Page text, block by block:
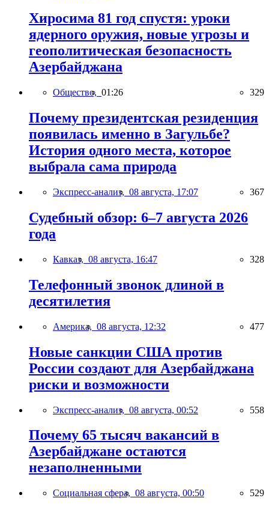
Хиросима 81 год спустя: уроки
ядерного оружия, новые угрозы и
геополитическая безопасность
Азербайджана
Общество, 01:26 329
Почему президентская резиденция
появилась именно в Загульбе?
История одного места, которое
выбрала сама природа
Экспресс-анализ, 08 августа, 17:07 367
Судебный обзор: 6–7 августа 2026
года
Кавказ, 08 августа, 16:47 328
Телефонный звонок длиной в
десятилетия
Америка, 08 августа, 12:32 477
Новые санкции США против
России создают для Азербайджана
риски и возможности
Экспресс-анализ, 08 августа, 00:52 558
Почему 65 тысяч вакансий в
Азербайджане остаются
незаполненными
Социальная сфера, 08 августа, 00:50 529